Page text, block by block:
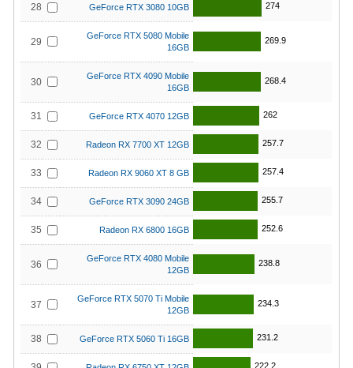
28 GeForce RTX 3080 10GB 274
29
GeForce RTX 5080 Mobile
16GB
269.9
30
GeForce RTX 4090 Mobile
16GB
268.4
31 GeForce RTX 4070 12GB 262
32 Radeon RX 7700 XT 12GB 257.7
33 Radeon RX 9060 XT 8 GB 257.4
34 GeForce RTX 3090 24GB 255.7
35 Radeon RX 6800 16GB 252.6
36
GeForce RTX 4080 Mobile
12GB
238.8
37
GeForce RTX 5070 Ti Mobile
12GB
234.3
38 GeForce RTX 5060 Ti 16GB 231.2
222.2